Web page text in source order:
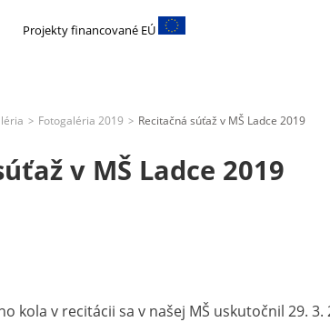
Projekty financované EÚ
> Fotogaléria 2019 > Recitačná súťaž v MŠ Ladce 2019
v MŠ Ladce 2019
kola v recitácii sa v našej MŠ uskutočnil 29.